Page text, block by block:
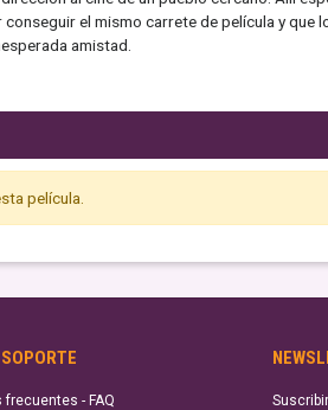
el mismo carrete de película y
amistad.
película.
frecuentes - FAQ